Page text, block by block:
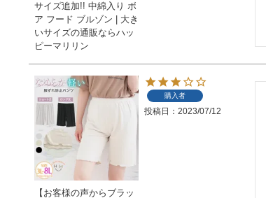
サイズ追加!! 中綿入り ボ
ア フード ブルゾン | 大き
いサイズの通販ならハッ
ピーマリリン
【お客様の声からブラッ
購入者
投稿日 2023/07/12